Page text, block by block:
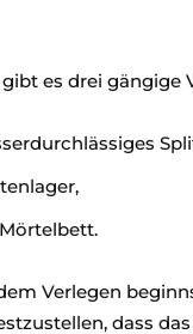
es drei gängige
Verlegen
dass